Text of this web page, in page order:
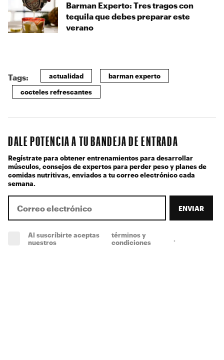
Barman Experto: Tres tragos con
tequila que debes preparar este
verano
Tags: actualidad barman experto
cocteles refrescantes
DALE POTENCIA A TU BANDEJA DE ENTRADA
Regístrate para obtener entrenamientos para desarrollar
músculos, consejos de expertos para perder peso y planes de
comidas nutritivas, enviados a tu correo electrónico cada
semana.
ENVIAR
Al suscríbirte aceptas
nuestros
términos y
condiciones